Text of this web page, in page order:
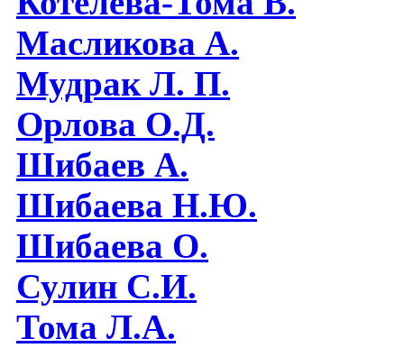
Масликова А.
Мудрак Л. П.
Орлова О.Д.
Шибаев А.
Шибаева Н.Ю.
Шибаева O.
Сулин С.И.
Тома Л.А.